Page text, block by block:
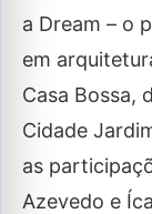
a Dream – o
em
Casa Bossa,
Cidade
as
Azevedo e